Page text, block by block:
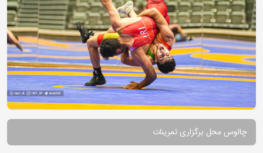
چالوس محل برگزاری تمرینات